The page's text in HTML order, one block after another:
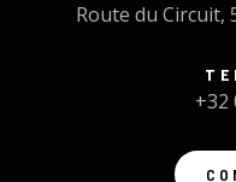
Route du Circuit,
+32